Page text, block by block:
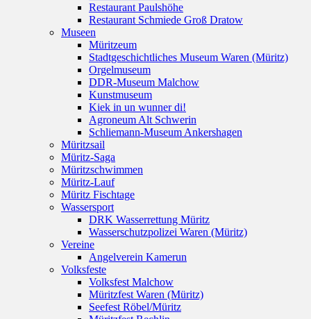
Restaurant Paulshöhe
Restaurant Schmiede Groß Dratow
Museen
Müritzeum
Stadtgeschichtliches Museum Waren (Müritz)
Orgelmuseum
DDR-Museum Malchow
Kunstmuseum
Kiek in un wunner di!
Agroneum Alt Schwerin
Schliemann-Museum Ankershagen
Müritzsail
Müritz-Saga
Müritzschwimmen
Müritz-Lauf
Müritz Fischtage
Wassersport
DRK Wasserrettung Müritz
Wasserschutzpolizei Waren (Müritz)
Vereine
Angelverein Kamerun
Volksfeste
Volksfest Malchow
Müritzfest Waren (Müritz)
Seefest Röbel/Müritz